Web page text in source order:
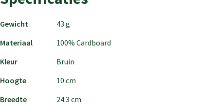
Gewicht
43 g
Materiaal
100% Cardboard
Kleur
Bruin
Hoogte
10 cm
Breedte
24.3 cm